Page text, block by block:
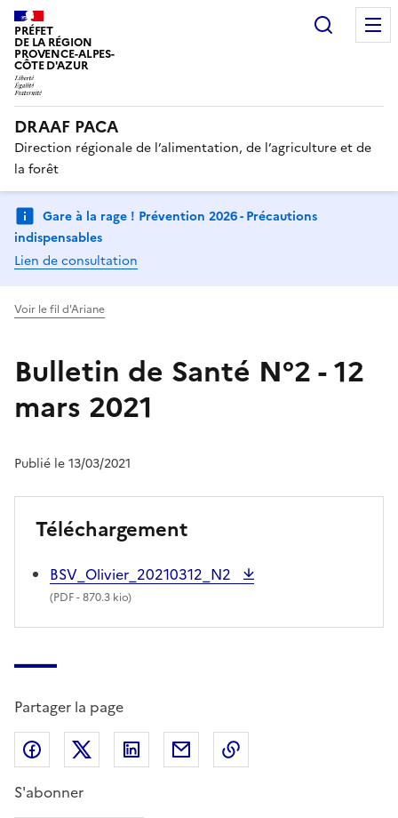
PRÉFET
DE LA RÉGION
PROVENCE-ALPES-
CÔTE D'AZUR
DRAAF PACA
Direction régionale de l’alimentation, de l’agriculture et de
la forêt
Gare à la rage ! Prévention 2026 - Précautions
indispensables
Lien de consultation
Voir le fil d'Ariane
Bulletin de Santé N°2 - 12
mars 2021
Publié le 13/03/2021
Téléchargement
BSV_Olivier_20210312_N2
(PDF- 870.3 kio)
Partager la page
Partager sur Facebook
Partager sur X (anciennement Twitter)
Partager sur LinkedIn
Partager par email
S'abonner